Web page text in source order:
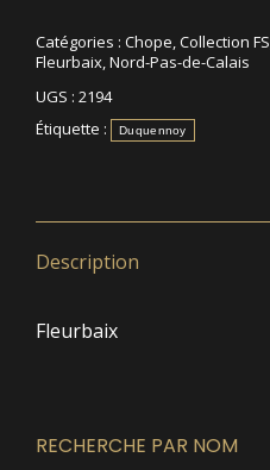
Catégories : Chope Collection FS
Fleurbaix Nord-Pas-de-Calais
UGS : 2194
Étiquette :
Duquennoy
Description
Fleurbaix
RECHERCHE PAR NOM